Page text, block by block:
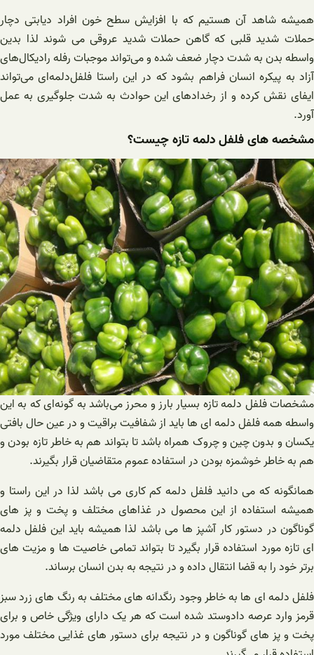
همیشه شاهد آن هستیم که با افزایش سطح خون افراد دیابتی دچار
حملات شدید قلبی که گاهن حملات شدید عروقی می شوند لذا بدین
واسطه بدن به شدت دچار ضعف شده و می‌تواند موجبات رفله رادیکال‌های
آزاد به پیکره انسان فراهم بشود که در این راستا فلفل‌دلمه‌ای می‌تواند
ایفای نقش کرده و از رخدادهای این حوادث به شدت جلوگیری به عمل
آورد.
مشخصه های فلفل دلمه تازه چیست؟
مشخصات فلفل دلمه تازه بسیار بارز و محرز می‌باشد به گونه‌ای که به این
واسطه همه فلفل دلمه ای ها باید از شفافیت براقیت و در عین حال بافتی
یکسان و بدون چین و چروک همراه باشد تا بتواند هم به خاطر تازه بودن و
هم به خاطر خوشمزه بودن در استفاده عموم متقاضیان قرار بگیرند.
همانگونه که می دانید فلفل دلمه کم کاری می باشد لذا در این راستا و
همیشه استفاده از این محصول در غذاهای مختلف و پخت و پز های
گوناگون در دستور کار آشپز ها می باشد لذا همیشه باید این فلفل دلمه
ای تازه مورد استفاده قرار بگیرد تا بتواند تمامی خاصیت ها و مزیت های
برتر خود را به قضا انتقال داده و در نتیجه به بدن انسان برساند.
فلفل دلمه ای ها به خاطر وجود رنگدانه های مختلف به رنگ های زرد سبز
قرمز وارد عرصه دادوستد شده است که هر یک دارای ویژگی خاص و برای
پخت و پز های گوناگون و در نتیجه برای دستور های غذایی مختلف مورد